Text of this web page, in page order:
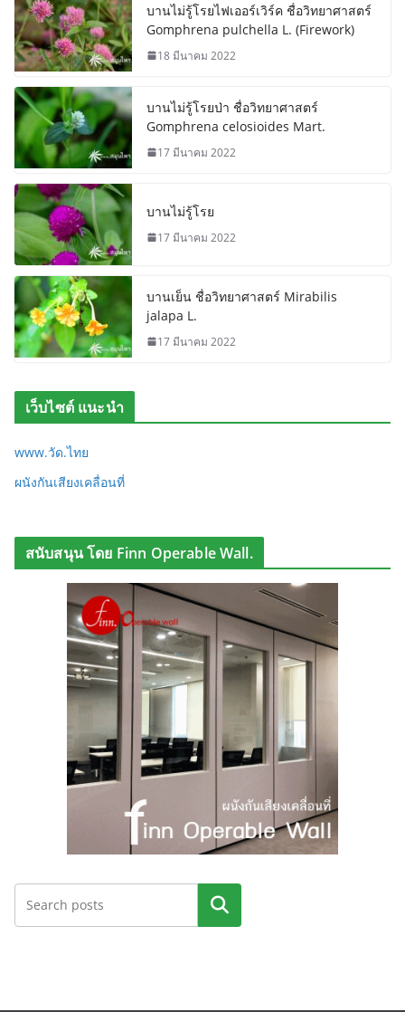
บานไม่รู้โรยไฟเออร์เวิร์ค ชื่อวิทยาศาสตร์
Gomphrena pulchella L. (Firework)
18 มีนาคม 2022
บานไม่รู้โรยป่า ชื่อวิทยาศาสตร์
Gomphrena celosioides Mart.
17 มีนาคม 2022
บานไม่รู้โรย
17 มีนาคม 2022
บานเย็น ชื่อวิทยาศาสตร์ Mirabilis
jalapa L.
17 มีนาคม 2022
เว็บไซต์ แนะนำ
www.วัด.ไทย
ผนังกันเสียงเคลื่อนที่
สนับสนุน โดย Finn Operable Wall.
ค้นหา